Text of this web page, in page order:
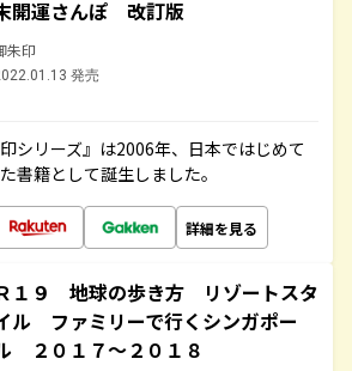
開運さんぽ 改訂版
朱印
発売
シリーズ』は2006年、日本ではじめて
書籍として誕生しました。
詳細を見る
１９ 地球の歩き方 リゾートスタ
ル ファミリーで行くシンガポー
２０１７～２０１８